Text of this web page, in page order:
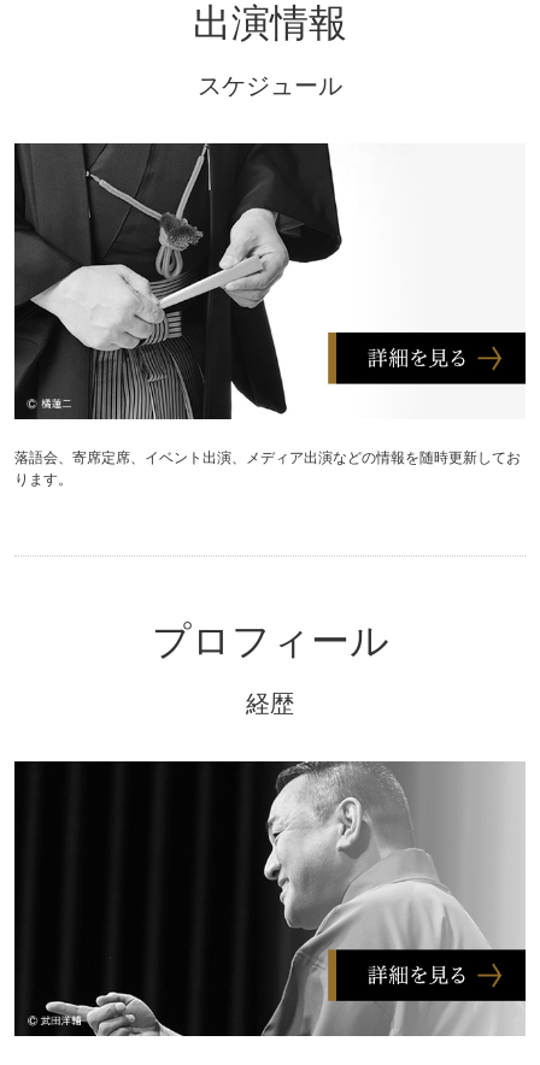
出演情報
スケジュール
落語会、寄席定席、イベント出演、メディア出演などの情報を随時更新してお
ります。
プロフィール
経歴